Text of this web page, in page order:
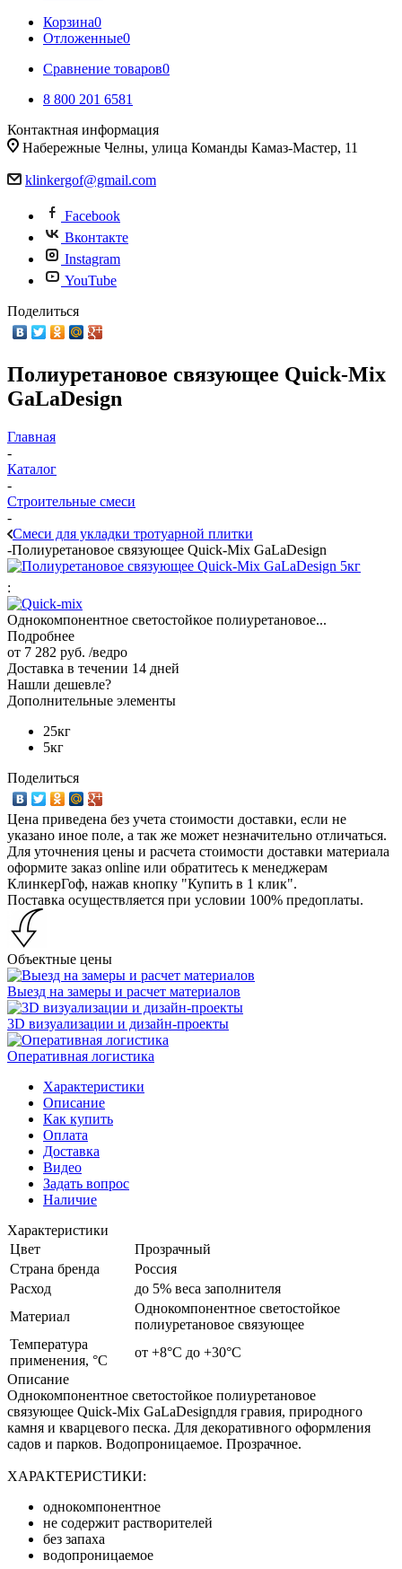
Корзина0
Отложенные0
Сравнение товаров0
8 800 201 6581
Контактная информация
Набережные Челны, улица Команды Камаз-Мастер, 11
klinkergof@gmail.com
Facebook
Вконтакте
Instagram
YouTube
Поделиться
Полиуретановое связующее Quick-Mix
GaLaDesign
Главная
-
Каталог
-
Строительные смеси
-
Смеси для укладки тротуарной плитки
-Полиуретановое связующее Quick-Mix GaLaDesign
:
Однокомпонентное светостойкое полиуретановое...
Подробнее
от 7 282 руб. /ведро
Доставка в течении 14 дней
Нашли дешевле?
Дополнительные элементы
25кг
5кг
Поделиться
Цена приведена без учета стоимости доставки, если не
указано иное поле, а так же может незначительно отличаться.
Для уточнения цены и расчета стоимости доставки материала
оформите заказ online или обратитесь к менеджерам
КлинкерГоф, нажав кнопку "Купить в 1 клик".
Поставка осуществляется при условии 100% предоплаты.
Объектные цены
Выезд на замеры и расчет материалов
3D визуализации и дизайн-проекты
Оперативная логистика
Характеристики
Описание
Как купить
Оплата
Доставка
Видео
Задать вопрос
Наличие
Характеристики
Цвет
Прозрачный
Страна бренда
Россия
Расход
до 5% веса заполнителя
Материал
Однокомпонентное светостойкое
полиуретановое связующее
Температура
применения, °С
от +8°С до +30°С
Описание
Однокомпонентное светостойкое полиуретановое
связующее Quick-Mix GaLaDesignдля гравия, природного
камня и кварцевого песка. Для декоративного оформления
садов и парков. Водопроницаемое. Прозрачное.
ХАРАКТЕРИСТИКИ:
однокомпонентное
не содержит растворителей
без запаха
водопроницаемое